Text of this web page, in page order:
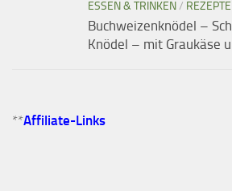
ESSEN & TRINKEN/ REZEPTE
Buchweizenknödel –
Knödel – mit Graukäse
**Affiliate-Links